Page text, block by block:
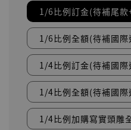
1/6比例訂金(待補尾款
1/6比例全額(待補國際
1/4比例訂金(待補國際
1/4比例全額(待補國際
1/4比例加購寫實頭雕